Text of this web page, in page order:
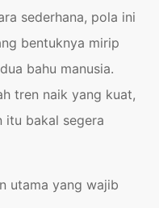
sederhana, pola ini
bentuknya mirip
bahu manusia.
tren naik yang kuat,
itu bakal segera
utama yang wajib